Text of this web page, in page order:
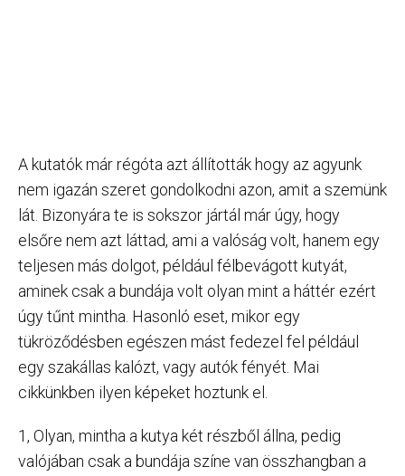
A kutatók már régóta azt állították hogy az agyunk
nem igazán szeret gondolkodni azon, amit a szemünk
lát. Bizonyára te is sokszor jártál már úgy, hogy
elsőre nem azt láttad, ami a valóság volt, hanem egy
teljesen más dolgot, például félbevágott kutyát,
aminek csak a bundája volt olyan mint a háttér ezért
úgy tűnt mintha. Hasonló eset, mikor egy
tükröződésben egészen mást fedezel fel például
egy szakállas kalózt, vagy autók fényét. Mai
cikkünkben ilyen képeket hoztunk el.
1, Olyan, mintha a kutya két részből állna, pedig
valójában csak a bundája színe van összhangban a